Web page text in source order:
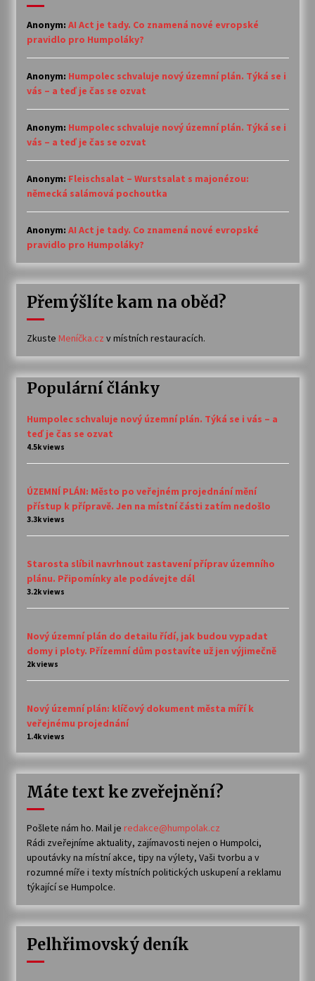
Anonym: AI Act je tady. Co znamená nové evropské
pravidlo pro Humpoláky?
Anonym: Humpolec schvaluje nový územní plán. Týká se i
vás – a teď je čas se ozvat
Anonym: Humpolec schvaluje nový územní plán. Týká se i
vás – a teď je čas se ozvat
Anonym: Fleischsalat – Wurstsalat s majonézou:
německá salámová pochoutka
Anonym: AI Act je tady. Co znamená nové evropské
pravidlo pro Humpoláky?
Přemýšlíte kam na oběd?
Zkuste Meníčka.cz v místních restauracích.
Populární články
Humpolec schvaluje nový územní plán. Týká se i vás – a
teď je čas se ozvat
4.5k views
ÚZEMNÍ PLÁN: Město po veřejném projednání mění
přístup k přípravě. Jen na místní části zatím nedošlo
3.3k views
Starosta slíbil navrhnout zastavení příprav územního
plánu. Připomínky ale podávejte dál
3.2k views
Nový územní plán do detailu řídí, jak budou vypadat
domy i ploty. Přízemní dům postavíte už jen výjimečně
2k views
Nový územní plán: klíčový dokument města míří k
veřejnému projednání
1.4k views
Máte text ke zveřejnění?
Pošlete nám ho. Mail je redakce@humpolak.cz
Rádi zveřejníme aktuality, zajímavosti nejen o Humpolci,
upoutávky na místní akce, tipy na výlety, Vaši tvorbu a v
rozumné míře i texty místních politických uskupení a reklamu
týkající se Humpolce.
Pelhřimovský deník